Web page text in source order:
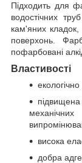
Підходить для
водостічних
кам'яних кладок,
поверхонь.
пофарбовані
Властивості
висока
добра